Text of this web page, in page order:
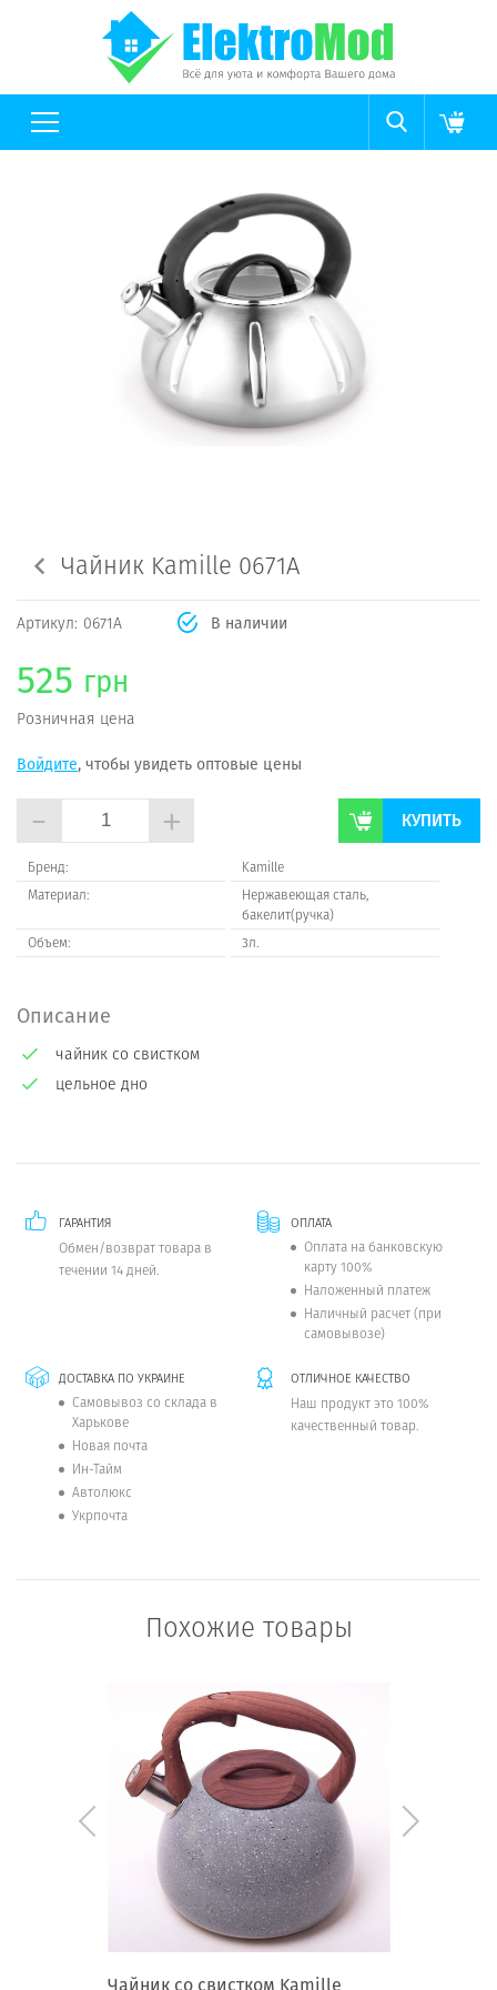
Чайник Kamille 0671A
Артикул: 0671A В наличии
525 грн
Розничная цена
Войдите, чтобы увидеть оптовые цены
- + КУПИТЬ
Бренд:
Kamille
Материал:
Нержавеющая сталь,
бакелит(ручка)
Объем:
3л.
Описание
чайник со свистком
цельное дно
ГАРАНТИЯ
Обмен/возврат товара в
течении 14 дней.
ОПЛАТА
Оплата на банковскую
карту 100%
Наложенный платеж
Наличный расчет (при
самовывозе)
ДОСТАВКА ПО УКРАИНЕ
Самовывоз со склада в
Харькове
Новая почта
Ин-Тайм
Автолюкс
Укрпочта
ОТЛИЧНОЕ КАЧЕСТВО
Наш продукт это 100%
качественный товар.
Похожие товары